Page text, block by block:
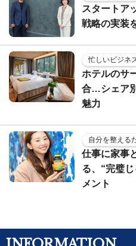
スタートア
戦略の実装
忙しいビジネ
ホテルのサ
合…シェア
魅力
自分を整える
仕事に家事
る、“完璧
メント